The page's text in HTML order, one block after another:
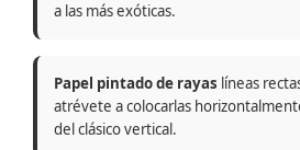
a las más exóticas.
Papel pintado de rayas líneas
atrévete a colocarlas
del clásico vertical.